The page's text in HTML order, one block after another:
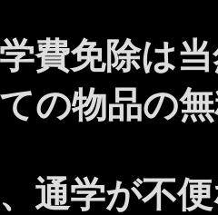
費免除は
の物品の
通学が不